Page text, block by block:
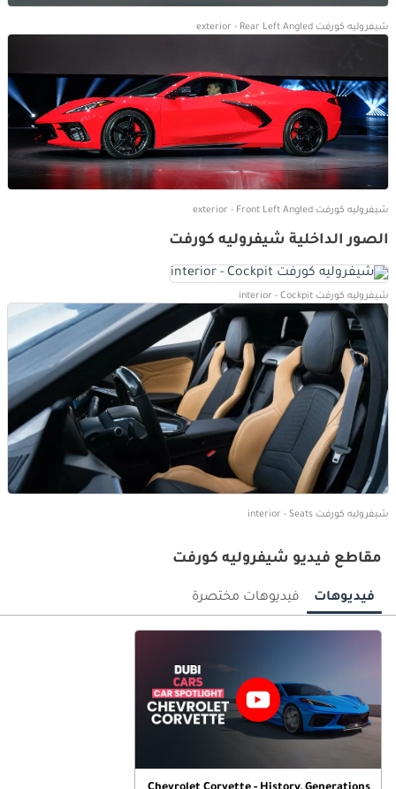
شيفروليه كورفت exterior - Rear Left Angled
شيفروليه كورفت exterior - Front Left Angled
الصور الداخلية شيفروليه كورفت
شيفروليه كورفت interior - Cockpit
شيفروليه كورفت interior - Seats
مقاطع فيديو شيفروليه كورفت
فيديوهات فيديوهات مختصرة